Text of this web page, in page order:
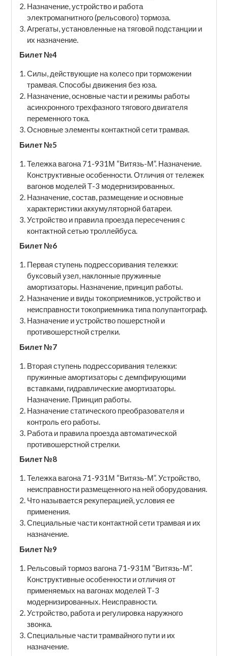
Назначение, устройство и работа
электромагнитного (рельсового) тормоза.
Агрегаты, установленные на тяговой подстанции и
их назначение.
Билет №4
Силы, действующие на колесо при торможении
трамвая. Способы движения без юза.
Назначение, основные части и режимы работы
асинхронного трехфазного тягового двигателя
переменного тока.
Основные элементы контактной сети трамвая.
Билет №5
Тележка вагона 71-931М “Витязь-М”. Назначение.
Конструктивные особенности. Отличия от тележек
вагонов моделей Т-3 модернизированных.
Назначение, состав, размещение и основные
характеристики аккумуляторной батареи.
Устройство и правила проезда пересечения с
контактной сетью троллейбуса.
Билет №6
Первая ступень подрессоривания тележки:
буксовый узел, наклонные пружинные
амортизаторы. Назначение, принцип работы.
Назначение и виды токоприемников, устройство и
неисправности токоприемника типа полупантограф.
Назначение и устройство пошерстной и
противошерстной стрелки.
Билет №7
Вторая ступень подрессоривания тележки:
пружинные амортизаторы с демпфирующими
вставками, гидравлические амортизаторы.
Назначение. Принцип работы.
Назначение статического преобразователя и
контроль его работы.
Работа и правила проезда автоматической
противошерстной стрелки.
Билет №8
Тележка вагона 71-931М “Витязь-М”. Устройство,
неисправности размещенного на ней оборудования.
Что называется рекуперацией, условия ее
применения.
Специальные части контактной сети трамвая и их
назначение.
Билет №9
Рельсовый тормоз вагона 71-931М “Витязь-М”.
Конструктивные особенности и отличия от
применяемых на вагонах моделей Т-3
модернизированных. Неисправности.
Устройство, работа и регулировка наружного
звонка.
Специальные части трамвайного пути и их
назначение.